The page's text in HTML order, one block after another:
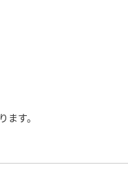
ます。